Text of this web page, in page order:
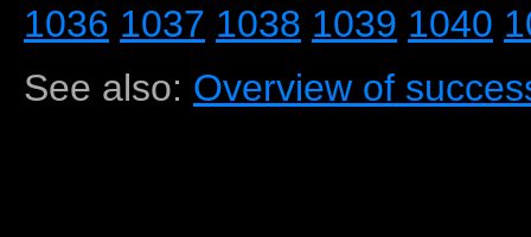
1036 1037 1038 1039 1040
See also: Overview of